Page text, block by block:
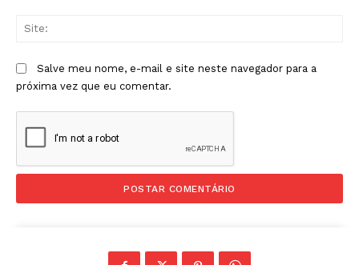
Salve meu nome, e-mail e site neste navegador para a
próxima vez que eu comentar.